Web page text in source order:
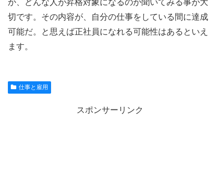
か、どんな人が昇格対象になるのか聞いてみる事が大
切です。その内容が、自分の仕事をしている間に達成
可能だ。と思えば正社員になれる可能性はあるといえ
ます。
仕事と雇用
スポンサーリンク